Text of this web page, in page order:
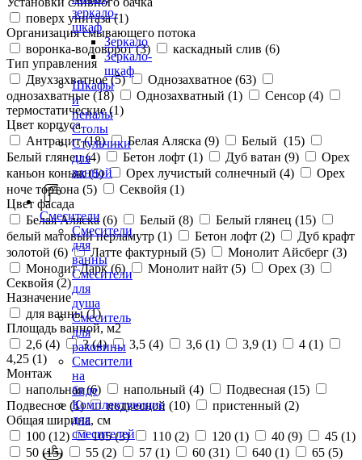
зеркало-
шкаф
Зеркало
Зеркало-
шкаф
Шкафы
и
пеналы
Столы
Стульчики
для
ванной
Смесители
Смесители
для
ванны
Смесители
для
душа
Смеситель
для
раковины
Смесители
на
биде
Комплектующие
для
смесителей
поверх унитаза (1)
Организация смывающего потока
воронка-водоворот (3) каскадный слив (6)
Тип управления
Двухзахватное (5) Однозахватное (63)
однозахватные (18) Однозахватный (1) Сенсор (4)
термостатические (1)
Цвет корпуса
Антрацит (18) Белая Аляска (9) Белый (15)
Белый глянец (4) Бетон лофт (1) Дуб ватан (9)
Орех
каньон коньяк (5) Орех лучистый солнечный (4)
Орех
ноче тортона (5) Секвойя (1)
Цвет фасада
Белая Аляска (6) Белый (8) Белый глянец (15)
белый матовый перламутр (1) Бетон лофт (2)
Дуб крафт
золотой (6) Латте фактурный (5) Монолит Айсберг (3)
Монолит Дарк (6) Монолит найт (5) Орех (3)
Секвойя (2)
Назначение
для ванны (1)
Площадь ванной, м2
2,6 (4) 3 (4) 3,5 (4) 3,6 (1) 3,9 (1) 4 (1)
4,25 (1)
Монтаж
напольная (6) напольный (4) Подвесная (15)
Подвесное (1) подвесной (10) пристенный (2)
Общая ширина, см
100 (12) 105 (3) 110 (2) 120 (1) 40 (9) 45 (1)
50 (15) 55 (2) 57 (1) 60 (31) 640 (1) 65 (5)